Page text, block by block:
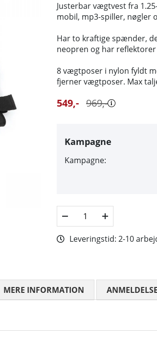
Justerbar vægtvest fra
mobil, mp3-spiller, nøgler
Har to kraftige spænder,
neopren og har
8 vægtposer i nylon fyldt
fjerner vægtposer. Max
969,-
549,-
Kampagne
Kampagne:
Leveringstid: 2-10
MERE INFORMATION